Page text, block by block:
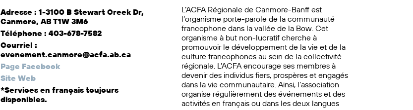
Adresse : 1-3100 B Stewart Creek Dr,
Canmore, AB T1W 3M6
Téléphone : 403-678-7582
Courriel :
evenement.canmore@acfa.ab.ca
Page Facebook
Site Web
*Services en français toujours
disponibles.
L’ACFA Régionale de Canmore-Banff est
l’organisme porte-parole de la communauté
francophone dans la vallée de la Bow. Cet
organisme à but non-lucratif cherche à
promouvoir le développement de la vie et de la
culture francophones au sein de la collectivité
régionale. L’ACFA encourage ses membres à
devenir des individus fiers, prospères et engagés
dans la vie communautaire. Ainsi, l’association
organise régulièrement des événements et des
activités en français ou dans les deux langues